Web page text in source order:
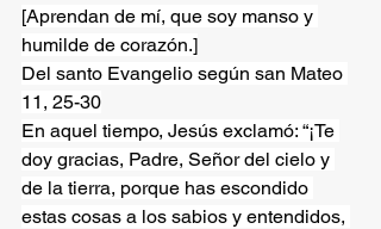
[Aprendan de mí, que soy manso y
humilde de corazón.]
Del santo Evangelio según san Mateo
11, 25-30
En aquel tiempo, Jesús exclamó: “¡Te
doy gracias, Padre, Señor del cielo y
de la tierra, porque has escondido
estas cosas a los sabios y entendidos,